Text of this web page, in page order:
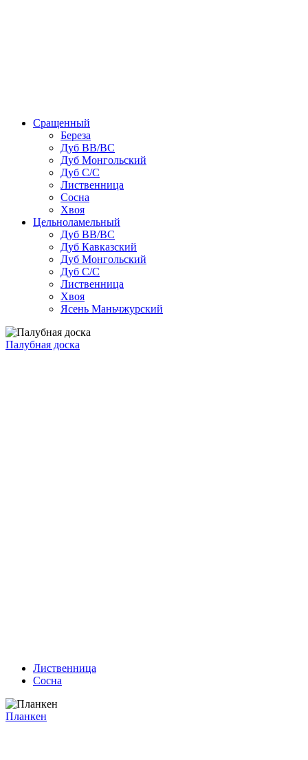
Сращенный
Береза
Дуб ВВ/ВС
Дуб Монгольский
Дуб С/С
Лиственница
Сосна
Хвоя
Цельноламельный
Дуб ВВ/ВС
Дуб Кавказский
Дуб Монгольский
Дуб С/С
Лиственница
Хвоя
Ясень Маньчжурский
Палубная доска
Лиственница
Сосна
Планкен